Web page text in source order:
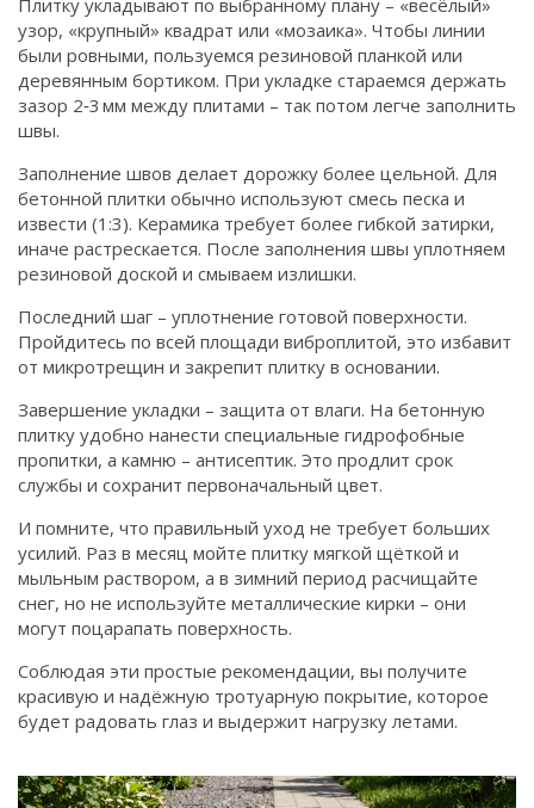
Плитку укладывают по выбранному плану – «весёлый»
узор, «крупный» квадрат или «мозаика». Чтобы линии
были ровными, пользуемся резиновой планкой или
деревянным бортиком. При укладке стараемся держать
зазор 2‑3 мм между плитами – так потом легче заполнить
швы.
Заполнение швов делает дорожку более цельной. Для
бетонной плитки обычно используют смесь песка и
извести (1:3). Керамика требует более гибкой затирки,
иначе растрескается. После заполнения швы уплотняем
резиновой доской и смываем излишки.
Последний шаг – уплотнение готовой поверхности.
Пройдитесь по всей площади виброплитой, это избавит
от микротрещин и закрепит плитку в основании.
Завершение укладки – защита от влаги. На бетонную
плитку удобно нанести специальные гидрофобные
пропитки, а камню – антисептик. Это продлит срок
службы и сохранит первоначальный цвет.
И помните, что правильный уход не требует больших
усилий. Раз в месяц мойте плитку мягкой щёткой и
мыльным раствором, а в зимний период расчищайте
снег, но не используйте металлические кирки – они
могут поцарапать поверхность.
Соблюдая эти простые рекомендации, вы получите
красивую и надёжную тротуарную покрытие, которое
будет радовать глаз и выдержит нагрузку летами.